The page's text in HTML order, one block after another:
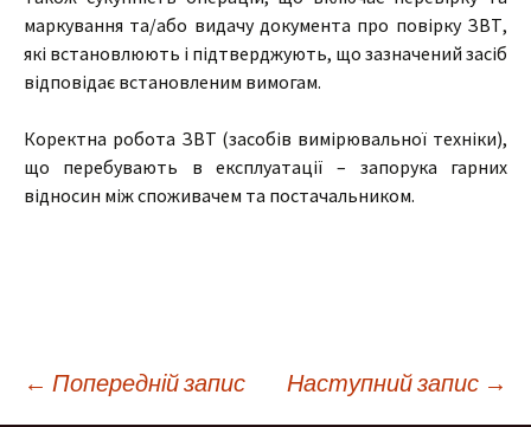
маркування та/або видачу документа про повірку ЗВТ,
які встановлюють і підтверджують, що зазначений засіб
відповідає встановленим вимогам.
Коректна робота ЗВТ (засобів вимірювальної техніки),
що перебувають в експлуатації – запорука гарних
відносин між споживачем та постачальником.
Навігація
← Попередній запис Наступний запис →